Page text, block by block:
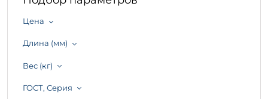
Цена
Длина (мм)
Вес (кг)
ГОСТ, Серия